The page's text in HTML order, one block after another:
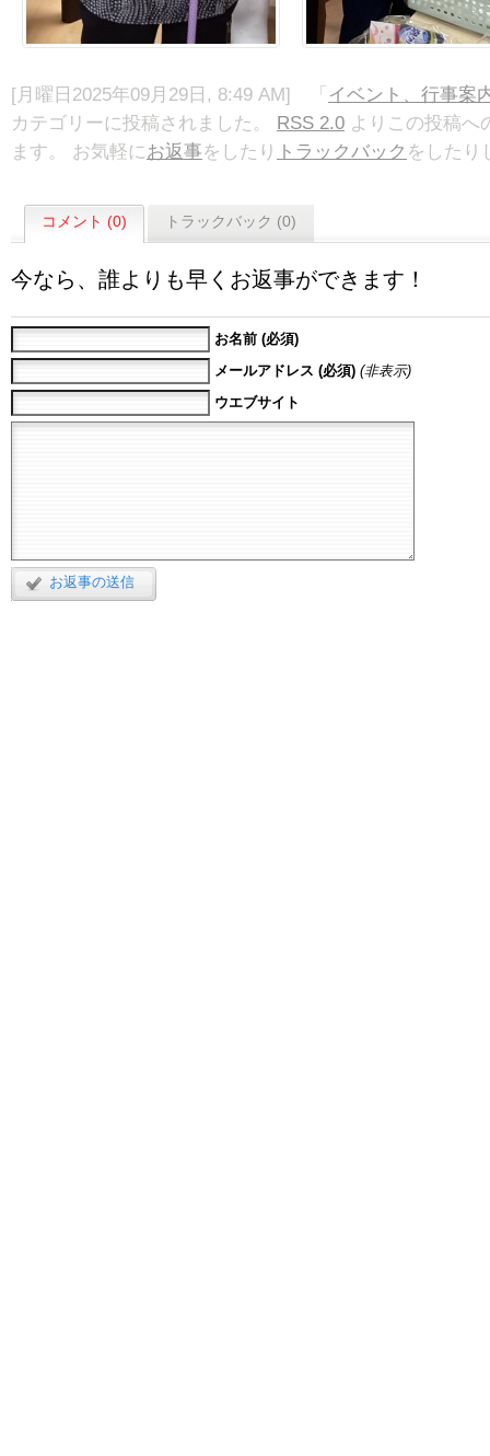
[月曜日2025年09月29日, 8:49 AM] 「 イベント、行事案
カテゴリーに投稿されました。 RSS 2.0 よりこの投稿へ
ます。 お気軽にお返事をしたり トラックバック をしたり
コメント (0) トラックバック (0)
今なら、誰よりも早くお返事ができます！
お名前 (必須)
メールアドレス (必須) (非表示)
ウエブサイト
お返事の送信